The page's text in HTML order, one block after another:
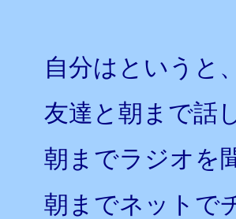
自分はというと、
友達と朝まで話
朝までラジオを
朝までネットで